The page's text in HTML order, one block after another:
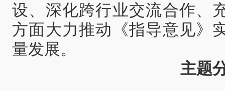
设、深化跨行业交流合作、
方面大力推动《指导意见》
量发展。
主题